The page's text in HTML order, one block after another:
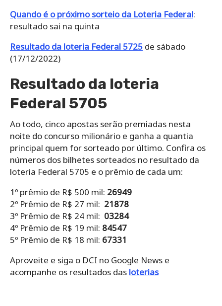
Quando é o próximo sorteio da Loteria Federal:
resultado sai na quinta
Resultado da loteria Federal 5725 de sábado
(17/12/2022)
Resultado da loteria
Federal 5705
Ao todo, cinco apostas serão premiadas nesta
noite do concurso milionário e ganha a quantia
principal quem for sorteado por último. Confira os
números dos bilhetes sorteados no resultado da
loteria Federal 5705 e o prêmio de cada um:
1º prêmio de R$ 500 mil: 26949
2º Prêmio de R$ 27 mil: 21878
3º Prêmio de R$ 24 mil: 03284
4º Prêmio de R$ 19 mil: 84547
5º Prêmio de R$ 18 mil: 67331
Aproveite e siga o DCI no Google News e
acompanhe os resultados das loterias